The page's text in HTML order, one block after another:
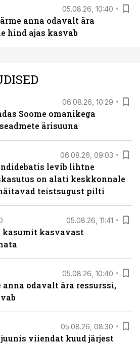
05.08.26, 10:40
anna odavalt ära
hind ajas kasvab
06.08.26, 10:29
Soome omanikega
ärisuuna
06.08.26, 09:03
levib lihtne
on alati keskkonnale
teistsugust pilti
05.08.26, 11:41
kasumit kasvavast
05.08.26, 10:40
anna odavalt ära ressurssi,
05.08.26, 08:30
viiendat kuud järjest